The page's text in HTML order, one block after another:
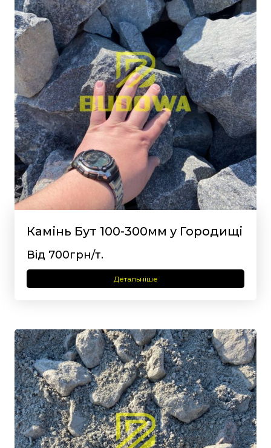
Камінь Бут 100-300мм у Городищі
Від 700грн/т.
Детальніше